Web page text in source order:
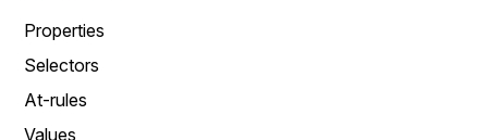
Properties
Selectors
At-rules
Values